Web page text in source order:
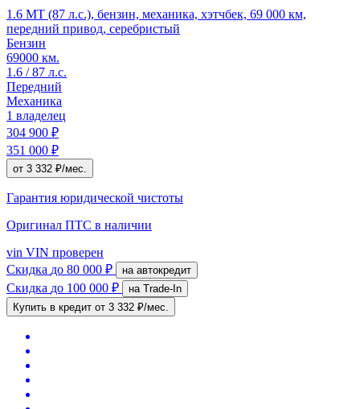
1.6 MT (87 л.с.), бензин, механика, хэтчбек, 69 000 км,
передний привод, серебристый
Бензин
69000 км.
1.6 / 87 л.с.
Передний
Механика
1 владелец
304 900 ₽
351 000 ₽
от 3 332 ₽/мес.
Гарантия юридической чистоты
Оригинал ПТС в наличии
vin VIN проверен
Скидка до 80 000 ₽ на автокредит
Скидка до 100 000 ₽
на Trade-In
Купить в кредит от 3 332 ₽/мес.